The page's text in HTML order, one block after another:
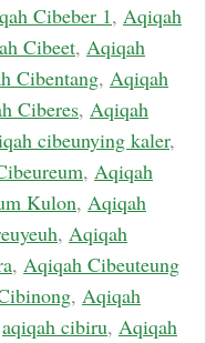
Cibeber 1, Aqiqah
Cibeet, Aqiqah
Cibentang, Aqiqah
Ciberes, Aqiqah
cibeunying kaler,
, Aqiqah
Kulon, Aqiqah
, Aqiqah
, Aqiqah Cibeuteung
, Aqiqah
aqiqah cibiru, Aqiqah